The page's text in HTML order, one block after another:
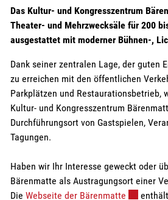
Das Kultur- und Kongresszentrum
Theater- und Mehrzwecksäle für 200
ausgestattet mit moderner Bühnen-,
Dank seiner zentralen Lage, der guten
zu erreichen mit den öffentlichen
Parkplätzen und Restaurationsbetrieb,
Kultur- und Kongresszentrum
Durchführungsort von Gastspielen,
Tagungen.
Haben wir Ihr Interesse geweckt oder
Bärenmatte als Austragungsort einer
Die Webseite der Bärenmatte Externer